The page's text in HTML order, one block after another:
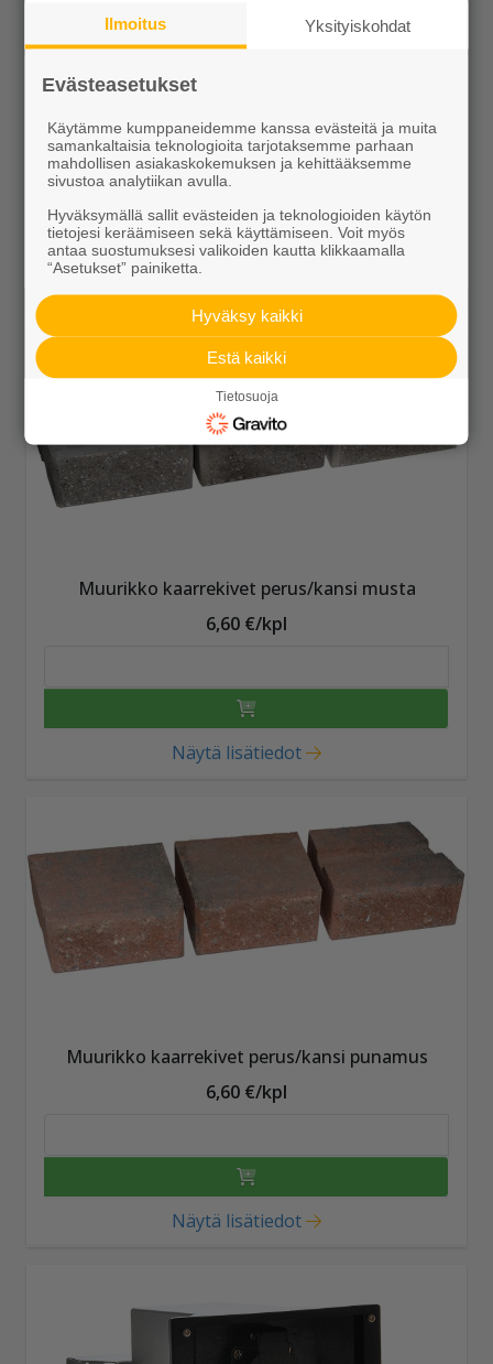
Muurikko kaarrekivet perus/kansi harmaa
5,65 €/kpl
Muurikko kaarrekivet perus/kansi musta
6,60 €/kpl
Näytä lisätiedot
Muurikko kaarrekivet perus/kansi punamus
6,60 €/kpl
Näytä lisätiedot
Ilmoitus Yksityiskohdat
Evästeasetukset
Käytämme kumppaneidemme kanssa evästeitä ja muita
samankaltaisia teknologioita tarjotaksemme parhaan
mahdollisen asiakaskokemuksen ja kehittääksemme
sivustoa analytiikan avulla.
Hyväksymällä sallit evästeiden ja teknologioiden käytön
tietojesi keräämiseen sekä käyttämiseen. Voit myös
antaa suostumuksesi valikoiden kautta klikkaamalla
“Asetukset” painiketta.
Hyväksy kaikki
Estä kaikki
Tietosuoja